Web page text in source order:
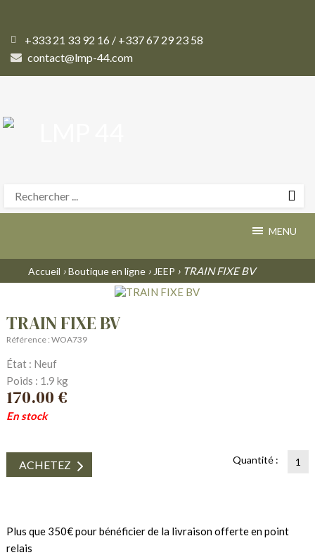
+333 21 33 92 16 / +337 67 29 23 58
contact@lmp-44.com
MENU
Accueil ›Boutique en ligne › JEEP › TRAIN FIXE BV
TRAIN FIXE BV
Référence : WOA739
État : Neuf
Poids : 1.9 kg
170.00 €
En stock
Quantité :
ACHETEZ
Plus que 350€ pour bénéficier de la livraison offerte en point
relais